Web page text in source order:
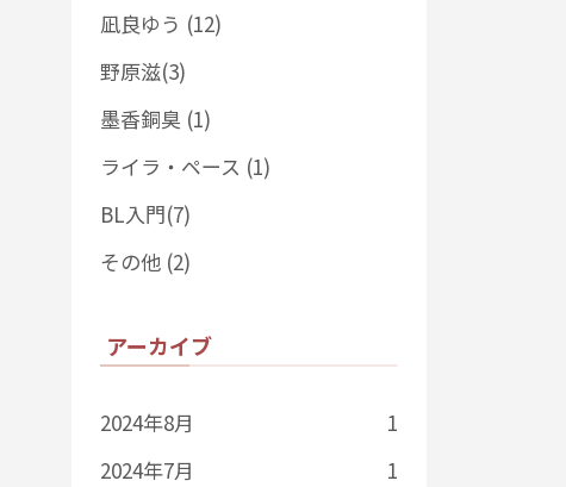
凪良ゆう (12)
野原滋(3)
墨香銅臭 (1)
ライラ・ペース (1)
BL入門(7)
その他 (2)
アーカイブ
2024年8月
1
2024年7月
1